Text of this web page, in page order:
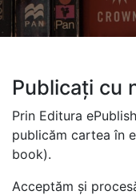
Publicați cu
Prin Editura
publicăm cartea în
book).
Acceptăm și